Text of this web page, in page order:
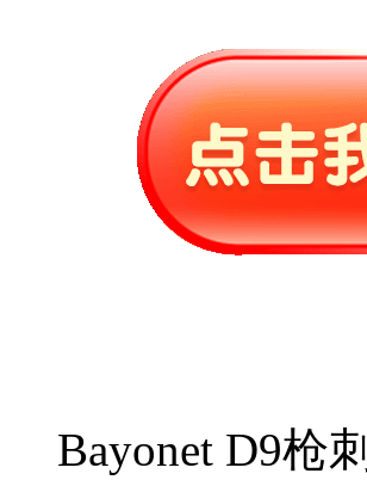
Bayonet D9枪刺